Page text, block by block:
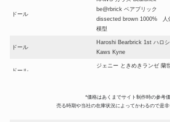
ドール
be@rbrick ベアブリック
dissected brown 1000% 人
模型
ドール
Haroshi Bearbrick 1st ハロシ
Kaws Kyne
ドール
ジェニー ときめきランゼ 蘭
BAPE(R) ABC CAMO
BE@RBRICK ベイプ メディコ
*価格はあくまでサイト制作時の参考価
売る時期や当社の在庫状況によってかわるので是非